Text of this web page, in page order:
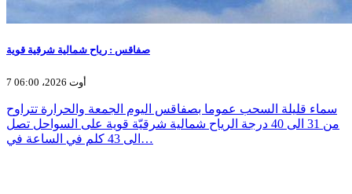
صفاقس : رياح شمالية شرقية قوية
7 أوت 2026، 06:00
سماء قليلة السحب عموما بصفاقس اليوم الجمعة والحرارة تتراوح
من 31 الى 40 درجة الرياح شمالية شرقيّة قوية على السواحل تصل
الى 43 كلم في الساعة في…